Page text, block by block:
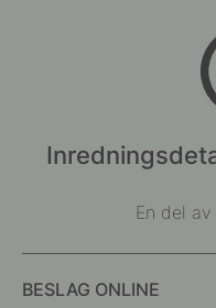
En del av
BESLAG ONLINE